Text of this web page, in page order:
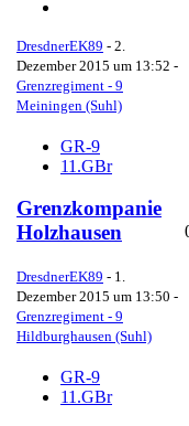
DresdnerEK89 - 2.
Dezember 2015 um 13:52 -
Grenzregiment - 9
Meiningen (Suhl)
GR-9
11.GBr
Grenzkompanie
Holzhausen
DresdnerEK89 - 1.
Dezember 2015 um 13:50 -
Grenzregiment - 9
Hildburghausen (Suhl)
GR-9
11.GBr